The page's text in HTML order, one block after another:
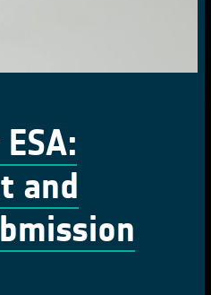
and